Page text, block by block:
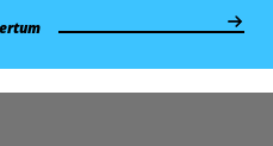
sind in Bulgarien